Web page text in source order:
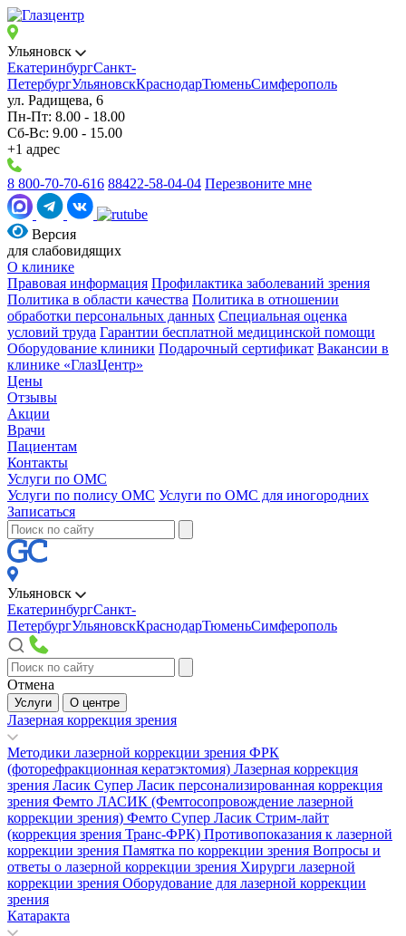
Ульяновск
ЕкатеринбургСанкт-
ПетербургУльяновскКраснодарТюменьСимферополь
ул. Радищева, 6
Пн-Пт: 8.00 - 18.00
Сб-Вс: 9.00 - 15.00
+1 адрес
8 800-70-70-616 88422-58-04-04 Перезвоните мне
Версия
для слабовидящих
О клинике
Правовая информация Профилактика заболеваний зрения
Политика в области качества Политика в отношении
обработки персональных данных Специальная оценка
условий труда Гарантии бесплатной медицинской помощи
Оборудование клиники Подарочный сертификат Вакансии в
клинике «ГлазЦентр»
Цены
Отзывы
Акции
Врачи
Пациентам
Контакты
Услуги по ОМС
Услуги по полису ОМС Услуги по ОМС для иногородних
Записаться
Ульяновск
ЕкатеринбургСанкт-
ПетербургУльяновскКраснодарТюменьСимферополь
Отмена
Услуги О центре
Лазерная коррекция зрения
Методики лазерной коррекции зрения ФРК
(фоторефракционная кератэктомия) Лазерная коррекция
зрения Ласик Супер Ласик персонализированная коррекция
зрения Фемто ЛАСИК (Фемтосопровождение лазерной
коррекции зрения) Фемто Супер Ласик Стрим-лайт
(коррекция зрения Транс-ФРК) Противопоказания к лазерной
коррекции зрения Памятка по коррекции зрения Вопросы и
ответы о лазерной коррекции зрения Хирурги лазерной
коррекции зрения Оборудование для лазерной коррекции
зрения
Катаракта